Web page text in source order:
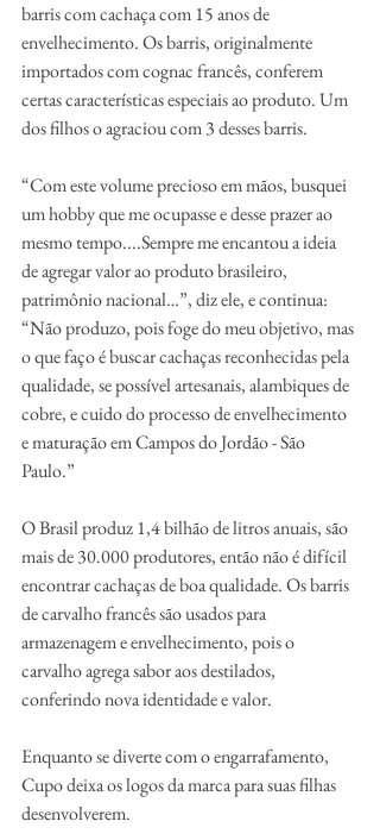
barris com cachaça com 15 anos de
envelhecimento. Os barris, originalmente
importados com cognac francês, conferem
certas características especiais ao produto. Um
dos filhos o agraciou com 3 desses barris.
“Com este volume precioso em mãos, busquei
um hobby que me ocupasse e desse prazer ao
mesmo tempo....Sempre me encantou a ideia
de agregar valor ao produto brasileiro,
patrimônio nacional…”, diz ele, e continua:
“Não produzo, pois foge do meu objetivo, mas
o que faço é buscar cachaças reconhecidas pela
qualidade, se possível artesanais, alambiques de
cobre, e cuido do processo de envelhecimento
e maturação em Campos do Jordão - São
Paulo.”
O Brasil produz 1,4 bilhão de litros anuais, são
mais de 30.000 produtores, então não é difícil
encontrar cachaças de boa qualidade. Os barris
de carvalho francês são usados para
armazenagem e envelhecimento, pois o
carvalho agrega sabor aos destilados,
conferindo nova identidade e valor.
Enquanto se diverte com o engarrafamento,
Cupo deixa os logos da marca para suas filhas
desenvolverem.